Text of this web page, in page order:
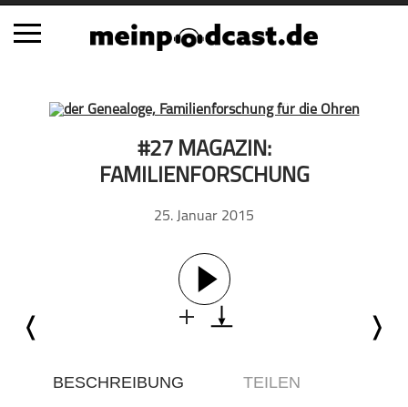
Fiktion
Geschichte
#27 MAGAZIN:
FAMILIENFORSCHUNG
25. Januar 2015
BESCHREIBUNG TEILEN